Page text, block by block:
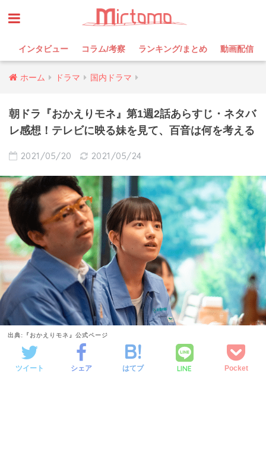
インタビュー コラム/考察 ランキング/まとめ 動画配信
ホーム ドラマ 国内ドラマ
朝ドラ『おかえりモネ』第1週2話あらすじ・ネタバ
レ感想！テレビに映る妹を見て、百音は何を考える
2021/05/20 2021/05/24
出典:『おかえりモネ』公式ページ
ツイート シェア はてブ LINE Pocket